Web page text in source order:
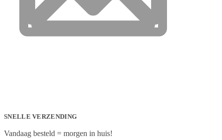
SNELLE VERZENDING
Vandaag besteld = morgen in huis!